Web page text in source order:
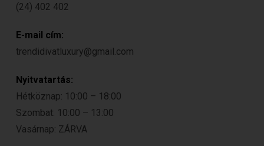
(24) 402 402
E-mail cím:
trendidivatluxury@gmail.com
Nyitvatartás:
Hétköznap: 10:00 – 18:00
Szombat: 10:00 – 13:00
Vasárnap: ZÁRVA